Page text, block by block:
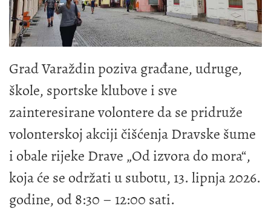
Grad Varaždin poziva građane, udruge,
škole, sportske klubove i sve
zainteresirane volontere da se pridruže
volonterskoj akciji čišćenja Dravske šume
i obale rijeke Drave „Od izvora do mora“,
koja će se održati u subotu, 13. lipnja 2026.
godine, od 8:30 – 12:00 sati.